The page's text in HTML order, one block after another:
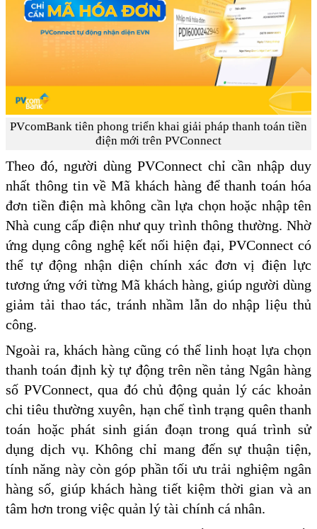
PVcomBank tiên phong triển khai giải pháp thanh toán tiền
điện mới trên PVConnect
Theo đó, người dùng PVConnect chỉ cần nhập duy
nhất thông tin về Mã khách hàng để thanh toán hóa
đơn tiền điện mà không cần lựa chọn hoặc nhập tên
Nhà cung cấp điện như quy trình thông thường. Nhờ
ứng dụng công nghệ kết nối hiện đại, PVConnect có
thể tự động nhận diện chính xác đơn vị điện lực
tương ứng với từng Mã khách hàng, giúp người dùng
giảm tải thao tác, tránh nhầm lẫn do nhập liệu thủ
công.
Ngoài ra, khách hàng cũng có thể linh hoạt lựa chọn
thanh toán định kỳ tự động trên nền tảng Ngân hàng
số PVConnect, qua đó chủ động quản lý các khoản
chi tiêu thường xuyên, hạn chế tình trạng quên thanh
toán hoặc phát sinh gián đoạn trong quá trình sử
dụng dịch vụ. Không chỉ mang đến sự thuận tiện,
tính năng này còn góp phần tối ưu trải nghiệm ngân
hàng số, giúp khách hàng tiết kiệm thời gian và an
tâm hơn trong việc quản lý tài chính cá nhân.